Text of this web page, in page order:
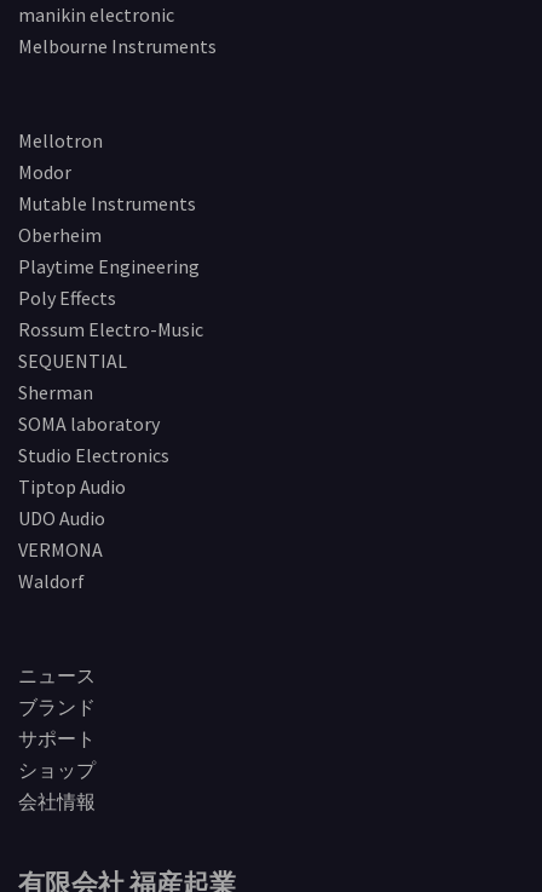
manikin electronic
Melbourne Instruments
Mellotron
Modor
Mutable Instruments
Oberheim
Playtime Engineering
Poly Effects
Rossum Electro-Music
SEQUENTIAL
Sherman
SOMA laboratory
Studio Electronics
Tiptop Audio
UDO Audio
VERMONA
Waldorf
ニュース
ブランド
サポート
ショップ
会社情報
有限会社 福産起業